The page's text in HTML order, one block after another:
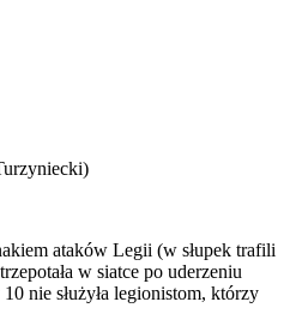
ataków Legii (w słupek trafili
w siatce po uderzeniu
nie służyła legionistom, którzy